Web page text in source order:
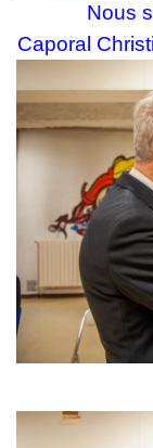
Nous
Caporal